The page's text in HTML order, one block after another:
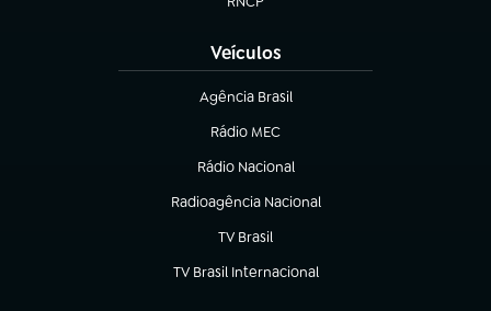
(abre em nova aba)
Veículos
Agência Brasil
(abre em nova aba)
Rádio MEC
(abre em nova aba)
Rádio Nacional
Radioagência Nacional
(abre em nova aba)
TV Brasil
(abre em nova aba)
TV Brasil Internacional
(abre em nova aba)